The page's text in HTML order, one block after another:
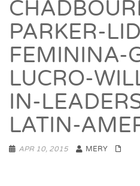
PARKER-
FEMININA-
LUCRO-
IN-
LATIN-
APR 10, 2015 MERY